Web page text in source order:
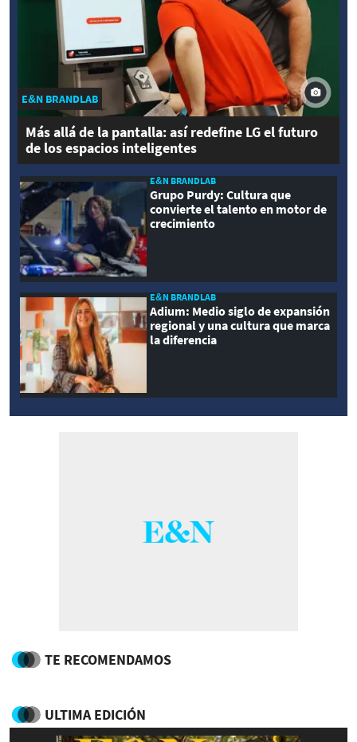
E&N BRANDLAB
Más allá de la pantalla: así redefine LG el futuro
de los espacios inteligentes
E&N BRANDLAB
Grupo Purdy: Cultura que
convierte el talento en motor de
crecimiento
E&N BRANDLAB
Adium: Medio siglo de expansión
regional y una cultura que marca
la diferencia
TE RECOMENDAMOS
ULTIMA EDICIÓN